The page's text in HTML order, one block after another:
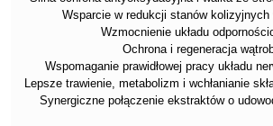
Wsparcie w redukcji stanów kolizyjnych
Wzmocnienie układu
Ochrona i regeneracja
Wspomaganie prawidłowej pracy układu
Lepsze trawienie, metabolizm i wchłanianie
Synergiczne połączenie ekstraktów o